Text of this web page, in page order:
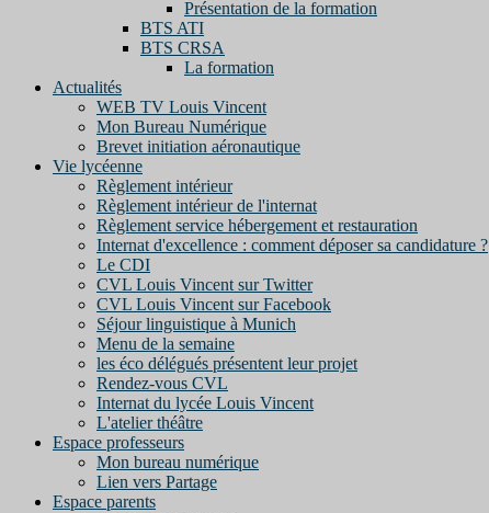
Présentation de la formation
BTS ATI
BTS CRSA
La formation
Actualités
WEB TV Louis Vincent
Mon Bureau Numérique
Brevet initiation aéronautique
Vie lycéenne
Règlement intérieur
Règlement intérieur de l'internat
Règlement service hébergement et restauration
Internat d'excellence : comment déposer sa candidature ?
Le CDI
CVL Louis Vincent sur Twitter
CVL Louis Vincent sur Facebook
Séjour linguistique à Munich
Menu de la semaine
les éco délégués présentent leur projet
Rendez-vous CVL
Internat du lycée Louis Vincent
L'atelier théâtre
Espace professeurs
Mon bureau numérique
Lien vers Partage
Espace parents